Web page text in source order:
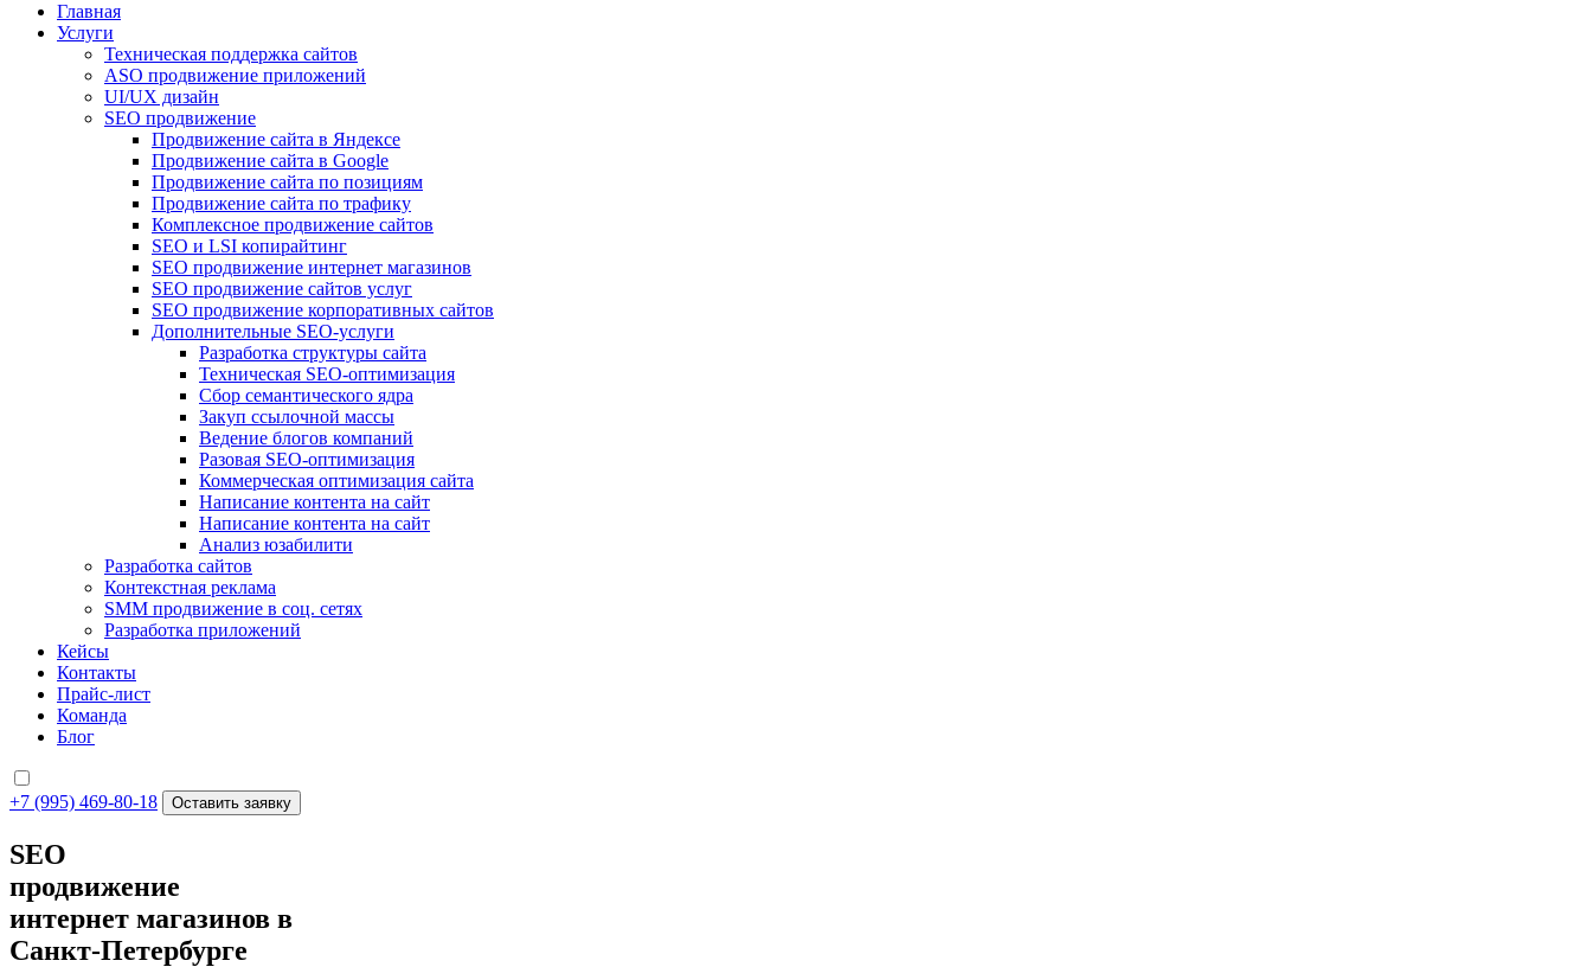
Главная
Услуги
Техническая поддержка сайтов
ASO продвижение приложений
UI/UX дизайн
SEO продвижение
Продвижение сайта в Яндексе
Продвижение сайта в Google
Продвижение сайта по позициям
Продвижение сайта по трафику
Комплексное продвижение сайтов
SEO и LSI копирайтинг
SEO продвижение интернет магазинов
SEO продвижение сайтов услуг
SEO продвижение корпоративных сайтов
Дополнительные SEO-услуги
Разработка структуры сайта
Техническая SEO-оптимизация
Сбор семантического ядра
Закуп ссылочной массы
Ведение блогов компаний
Разовая SEO-оптимизация
Коммерческая оптимизация сайта
Написание контента на сайт
Написание контента на сайт
Анализ юзабилити
Разработка сайтов
Контекстная реклама
SMM продвижение в соц. сетях
Разработка приложений
Кейсы
Контакты
Прайс-лист
Команда
Блог
+7 (995) 469-80-18 Оставить заявку
SEO
продвижение
интернет магазинов в
Санкт-Петербурге